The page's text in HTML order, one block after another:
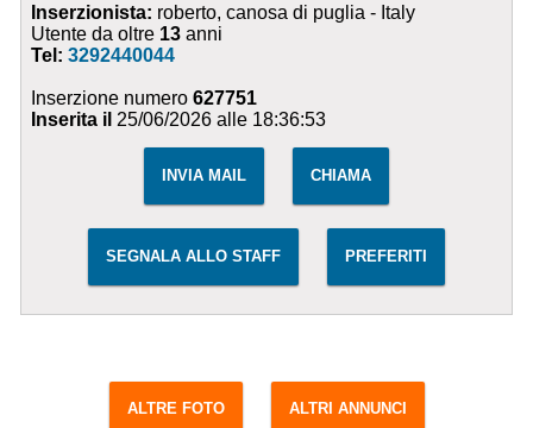
Inserzionista: roberto, canosa di puglia - Italy
Utente da oltre 13 anni
Tel:3292440044
Inserzione numero627751
Inserita il 25/06/2026 alle 18:36:53
INVIA MAIL CHIAMA
SEGNALA ALLO STAFF PREFERITI
ALTRE FOTO ALTRI ANNUNCI